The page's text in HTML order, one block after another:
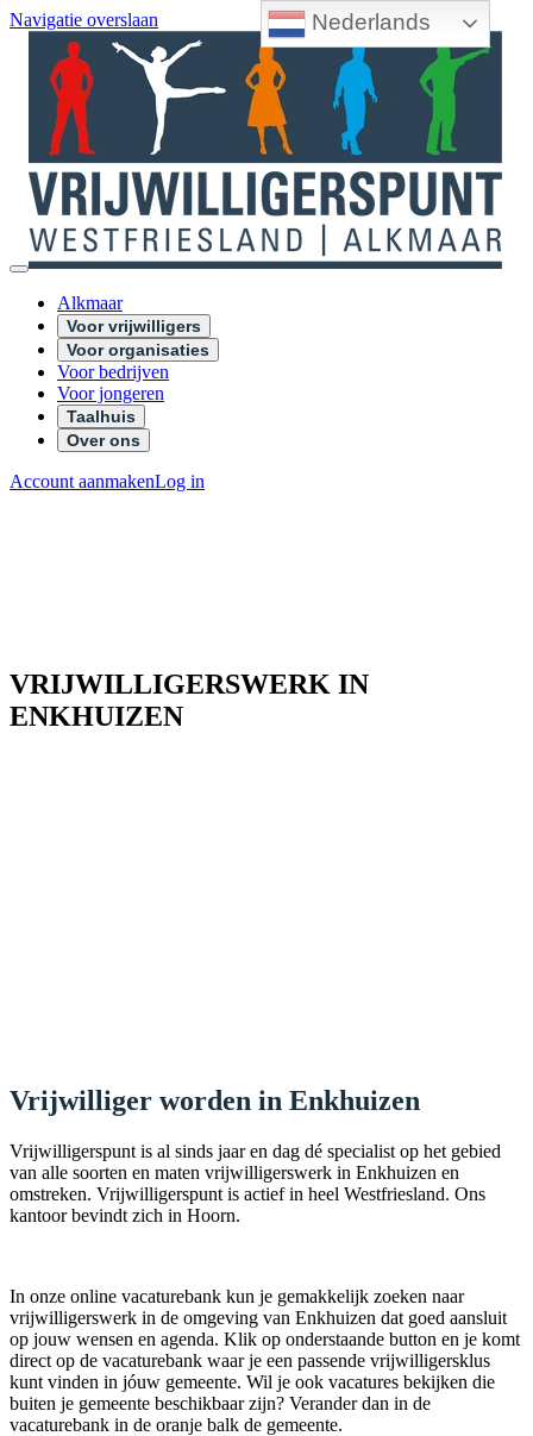
Nederlands
Navigatie overslaan
Alkmaar
Voor vrijwilligers
Voor organisaties
Voor bedrijven
Voor jongeren
Taalhuis
Over ons
Account aanmakenLog in
VRIJWILLIGERSWERK IN
ENKHUIZEN
Vrijwilliger worden in Enkhuizen
Vrijwilligerspunt is al sinds jaar en dag dé specialist op het gebied
van alle soorten en maten vrijwilligerswerk in Enkhuizen en
omstreken. Vrijwilligerspunt is actief in heel Westfriesland. Ons
kantoor bevindt zich in Hoorn.
In onze online vacaturebank kun je gemakkelijk zoeken naar
vrijwilligerswerk in de omgeving van Enkhuizen dat goed aansluit
op jouw wensen en agenda. Klik op onderstaande button en je komt
direct op de vacaturebank waar je een passende vrijwilligersklus
kunt vinden in jóuw gemeente. Wil je ook vacatures bekijken die
buiten je gemeente beschikbaar zijn? Verander dan in de
vacaturebank in de oranje balk de gemeente.